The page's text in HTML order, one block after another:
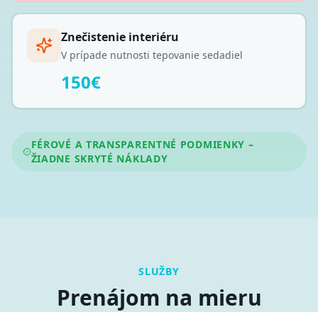
Znečistenie interiéru
V prípade nutnosti tepovanie sedadiel
150€
FÉROVÉ A TRANSPARENTNÉ PODMIENKY –
ŽIADNE SKRYTÉ NÁKLADY
SLUŽBY
Prenájom na mieru